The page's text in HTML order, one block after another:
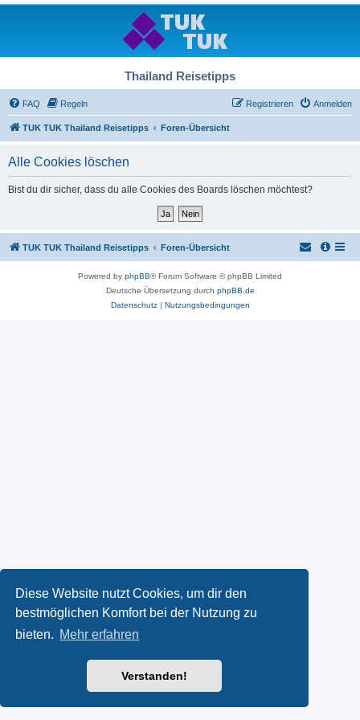
Diese Website nutzt Cookies, um dir den
bestmöglichen Komfort bei der Nutzung zu
bieten. Mehr erfahren
Verstanden!
Thailand Reisetipps
FAQ Regeln Anmelden
Registrieren
TUK TUK Thailand Reisetipps Foren-Übersicht
Alle Cookies löschen
Bist du dir sicher, dass du alle Cookies des Boards löschen möchtest?
TUK TUK Thailand Reisetipps Foren-Übersicht
Powered by phpBB® Forum Software © phpBB Limited
Deutsche Übersetzung durch phpBB.de
Datenschutz| Nutzungsbedingungen